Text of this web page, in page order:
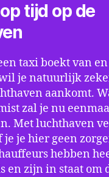
tijd op de
taxi boekt van
je natuurlijk
aankomt.
zal je nu
Met luchthaven
je je hier geen
hebben
en zijn in staat om